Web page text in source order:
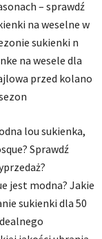
– sprawdź
na weselne w
sukienki n
na wesele dla
przed kolano
lou sukienka,
Sprawdź
jest modna? Jakie
sukienki dla 50